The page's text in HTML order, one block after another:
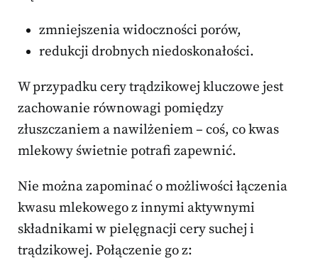
zmniejszenia widoczności porów,
redukcji drobnych niedoskonałości.
W przypadku cery trądzikowej kluczowe jest
zachowanie równowagi pomiędzy
złuszczaniem a nawilżeniem – coś, co kwas
mlekowy świetnie potrafi zapewnić.
Nie można zapominać o możliwości łączenia
kwasu mlekowego z innymi aktywnymi
składnikami w pielęgnacji cery suchej i
trądzikowej. Połączenie go z: